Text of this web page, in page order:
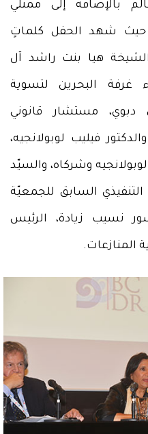
بالإضافة إلى ممثّلي
حيث شهد الحفل كلماتٍ
هيا بنت راشد آل
البحرين لتسوية
دبوي، مستشار قانوني
فيليب لوبولانجيه،
وشركاه، والسيّد
التنفيذي السابق للجمعيّة
نسيب زيادة، الرئيس
المنازعات.